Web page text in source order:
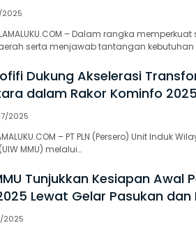
– Dalam rangka
serta menjawab tantangan kebutuhan
Dukung Akselerasi
dalam Rakor Kominfo 2025
2025
– PT PLN (Persero) Unit Induk
MMU) melalui…
Tunjukkan Kesiapan Awal
Lewat Gelar Pasukan
2025